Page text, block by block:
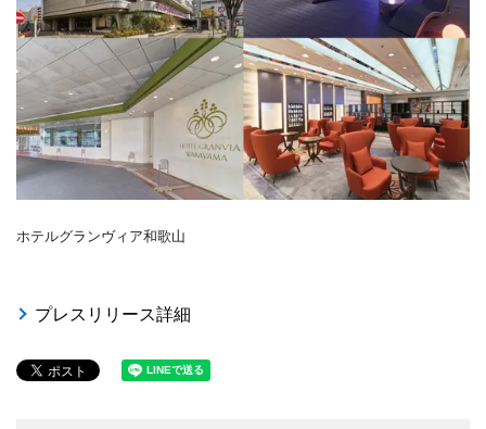
ホテルグランヴィア和歌山
プレスリリース詳細